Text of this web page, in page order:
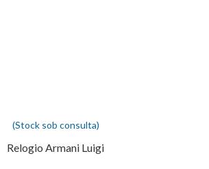
(Stock sob consulta)
Relogio Armani Luigi